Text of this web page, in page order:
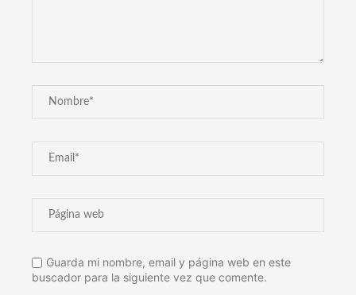
Guarda mi nombre, email y página web en este
buscador para la siguiente vez que comente.